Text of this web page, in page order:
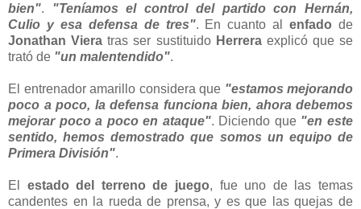
bien". "Teníamos el control del partido con Hernán,
Culio y esa defensa de tres". En cuanto alenfado de
Jonathan Viera tras ser sustituido Herreraexplicó que se
trató de "un malentendido".
El entrenador amarillo considera que "estamos mejorando
poco a poco, la defensa funciona bien, ahora debemos
mejorar poco a poco en ataque". Diciendo que "en este
sentido, hemos demostrado que somos un equipo de
Primera División".
El estado del terreno de juego, fue uno de las temas
candentes en la rueda de prensa, y es que las quejas de